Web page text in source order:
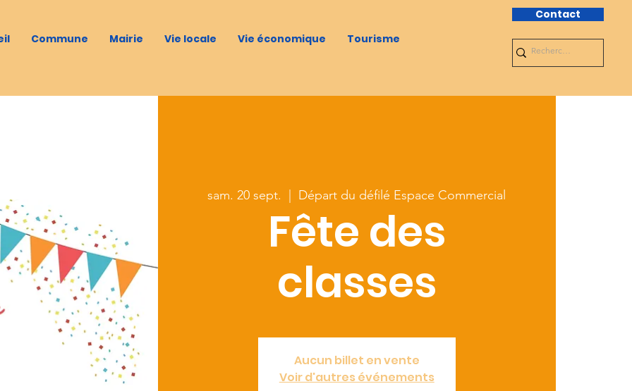
Commune Mairie Vie locale Vie économique Tourisme
Contact
sam. 20 sept. Départ du défilé Espace Commercial
Fête des
classes
Aucun billet en vente
Voir d'autres événements